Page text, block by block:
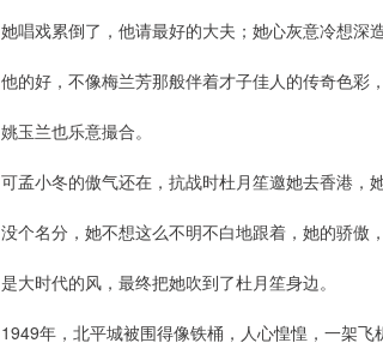
她唱戏累倒了，他请最好的大夫；她心灰意冷想深
他的好，不像梅兰芳那般伴着才子佳人的传奇色彩
姚玉兰也乐意撮合。
可孟小冬的傲气还在，抗战时杜月笙邀她去香港，
没个名分，她不想这么不明不白地跟着，她的骄傲
是大时代的风，最终把她吹到了杜月笙身边。
1949年，北平城被围得像铁桶，人心惶惶，一架飞